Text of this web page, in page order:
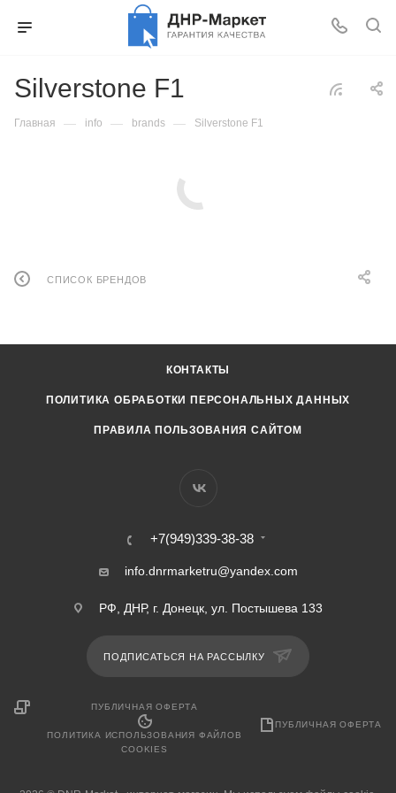
Silverstone F1
Главная — info — brands — Silverstone F1
СПИСОК БРЕНДОВ
КОНТАКТЫ
ПОЛИТИКА ОБРАБОТКИ ПЕРСОНАЛЬНЫХ ДАННЫХ
ПРАВИЛА ПОЛЬЗОВАНИЯ САЙТОМ
+7(949)339-38-38
info.dnrmarketru@yandex.com
РФ, ДНР, г. Донецк, ул. Постышева 133
ПОДПИСАТЬСЯ НА РАССЫЛКУ
ПУБЛИЧНАЯ ОФЕРТА
ПОЛИТИКА ИСПОЛЬЗОВАНИЯ ФАЙЛОВ
COOKIES
ПУБЛИЧНАЯ ОФЕРТА